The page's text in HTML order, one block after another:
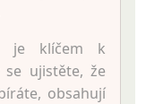
je klíčem k
ujistěte, že
obsahují